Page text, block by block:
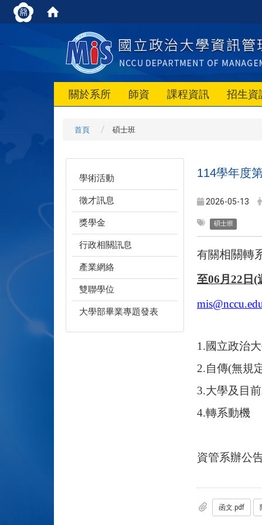
關於系所 師資 課程資訊 招生資
首頁 碩士班
學術活動
徵才訊息
獎學金
行政相關訊息
產業網絡
雙聯學位
大學部畢業專題發表
114學年度
2026-05-13
碩士班
有關相關轉
至06月22日(
1.國立政治
2.自傳(無規
3.大學及目
4.轉系動機
資管系辦公
函文.pdf